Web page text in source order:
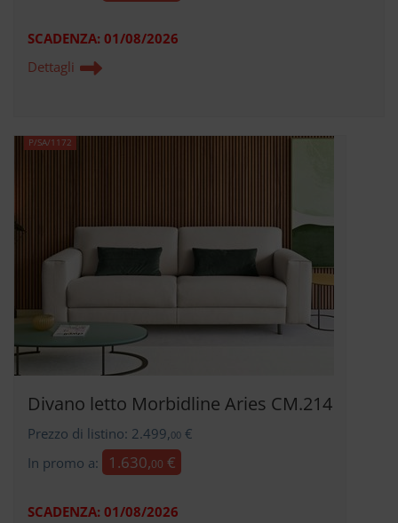
SCADENZA: 01/08/2026
Dettagli
P/SA/1172
Divano letto Morbidline Aries CM.214
Prezzo di listino: 2.499,00 €
In promo a:
1.630,00 €
SCADENZA: 01/08/2026